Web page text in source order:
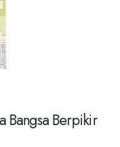
Bangsa Berpikir